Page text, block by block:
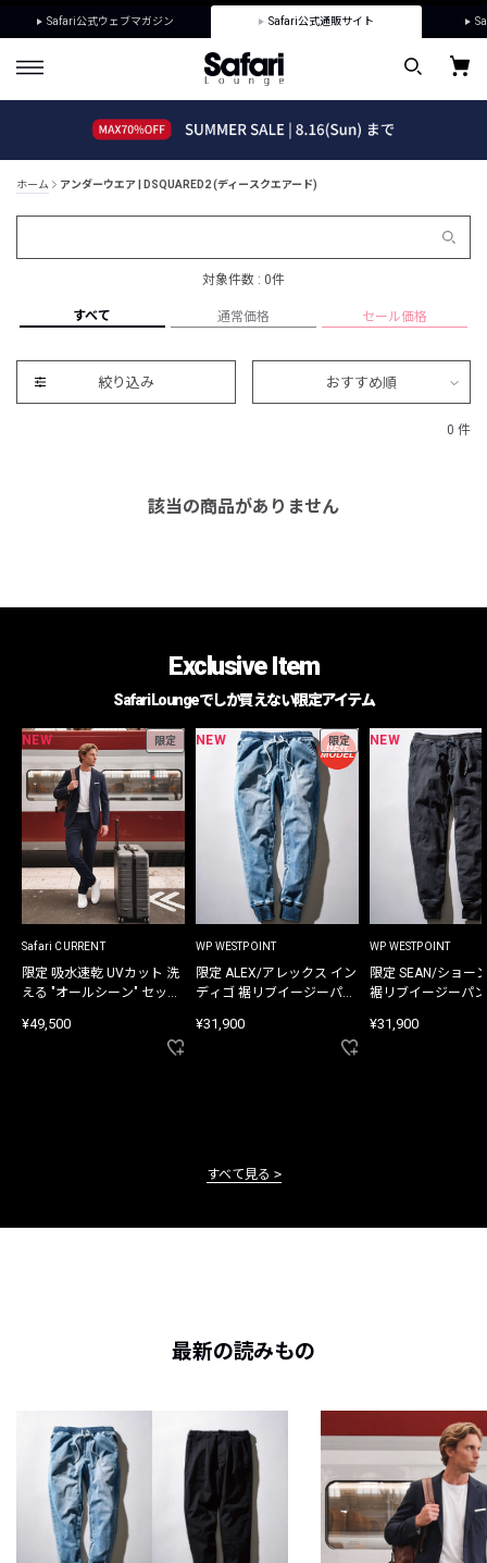
Safari公式ウェブマガジン Safari公式通販サイト
ホーム アンダーウエア | DSQUARED2 (ディースクエアード)
対象件数 : 0件
すべて 通常価格 セール価格
絞り込み おすすめ順
0 件
該当の商品がありません
Exclusive Item
Safari Loungeでしか買えない限定アイテム
NEW 限定
Safari CURRENT
限定 吸水速乾 UVカット 洗
える "オールシーン" セット
¥49,500
NEW 限定
WP WESTPOINT
限定 ALEX/アレックス イン
ディゴ 裾リブイージーパン
¥31,900
NEW
WP WESTPOINT
限定 SEAN/ショー
裾リブイージーパ
¥31,900
すべて見る
最新の読みもの